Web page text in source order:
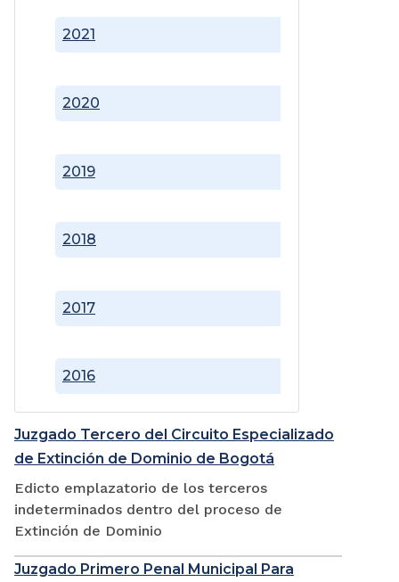
2016
2017
2018
2019
2020
2021
Juzgado Tercero del Circuito Especializado
de Extinción de Dominio de Bogotá
Edicto emplazatorio de los terceros
indeterminados dentro del proceso de
Extinción de Dominio
Juzgado Primero Penal Municipal Para